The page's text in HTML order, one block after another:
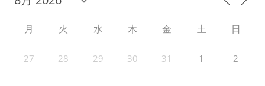
月 火 水 木 金 土 日
27 28 29 30 31 1 2